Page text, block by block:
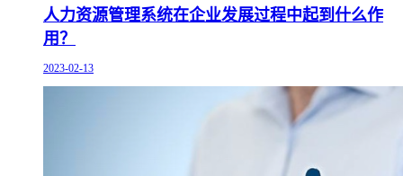
人力资源管理系统在企业发展过程中起到什么作
用？
2023-02-13